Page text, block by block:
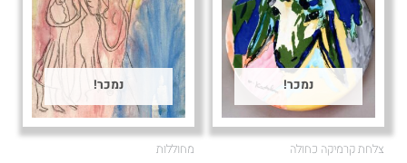
נמכר!
צלחת קרמיקה כחולה
נמכר!
מחוללות